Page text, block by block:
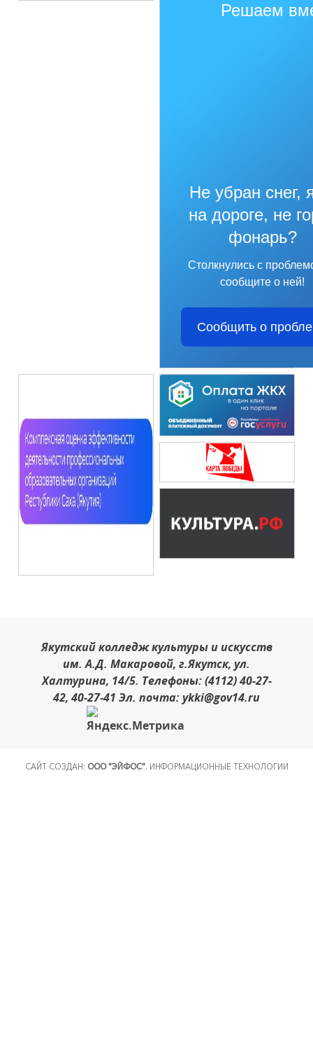
Решаем
Не убран снег,
на дороге, не
фонарь?
Столкнулись с
сообщите о ней!
Сообщить о
Якутский колледж культуры и искусств
им. А.Д. Макаровой, г.Якутск, ул.
Халтурина, 14/5. Телефоны: (4112) 40-27-
42, 40-27-41 Эл. почта: ykki@gov14.ru
САЙТ СОЗДАН: ООО "ЭЙФОС". ИНФОРМАЦИОННЫЕ ТЕХНОЛОГИИ